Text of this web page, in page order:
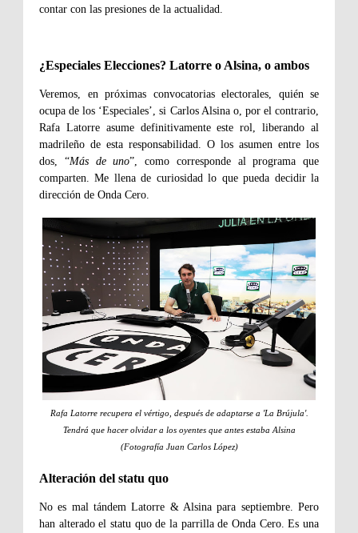
contar con las presiones de la actualidad.
¿Especiales Elecciones? Latorre o Alsina, o ambos
Veremos, en próximas convocatorias electorales, quién se
ocupa de los ‘Especiales’, si Carlos Alsina o, por el contrario,
Rafa Latorre asume definitivamente este rol, liberando al
madrileño de esta responsabilidad. O los asumen entre los
dos, “Más de uno”, como corresponde al programa que
comparten. Me llena de curiosidad lo que pueda decidir la
dirección de Onda Cero.
Rafa Latorre recupera el vértigo, después de adaptarse a 'La Brújula'.
Tendrá que hacer olvidar a los oyentes que antes estaba Alsina
(Fotografía Juan Carlos López)
Alteración del statu quo
No es mal tándem Latorre & Alsina para septiembre. Pero
han alterado el statu quo de la parrilla de Onda Cero. Es una